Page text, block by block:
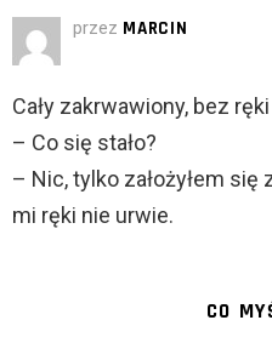
przez MARCIN
Cały zakrwawiony, bez
– Co się stało?
– Nic, tylko założyłem
mi ręki nie urwie.
CO